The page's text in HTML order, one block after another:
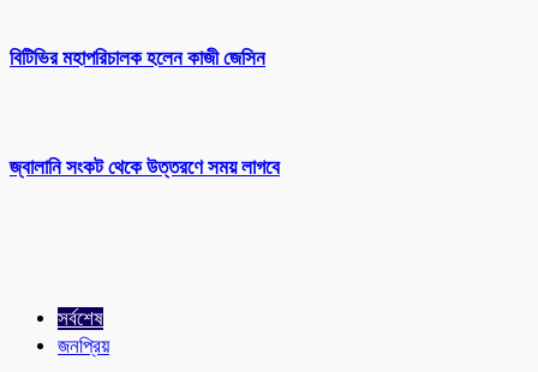
বিটিভির মহাপরিচালক হলেন কাজী জেসিন
জ্বালানি সংকট থেকে উত্তরণে সময় লাগবে
সর্বশেষ
জনপ্রিয়